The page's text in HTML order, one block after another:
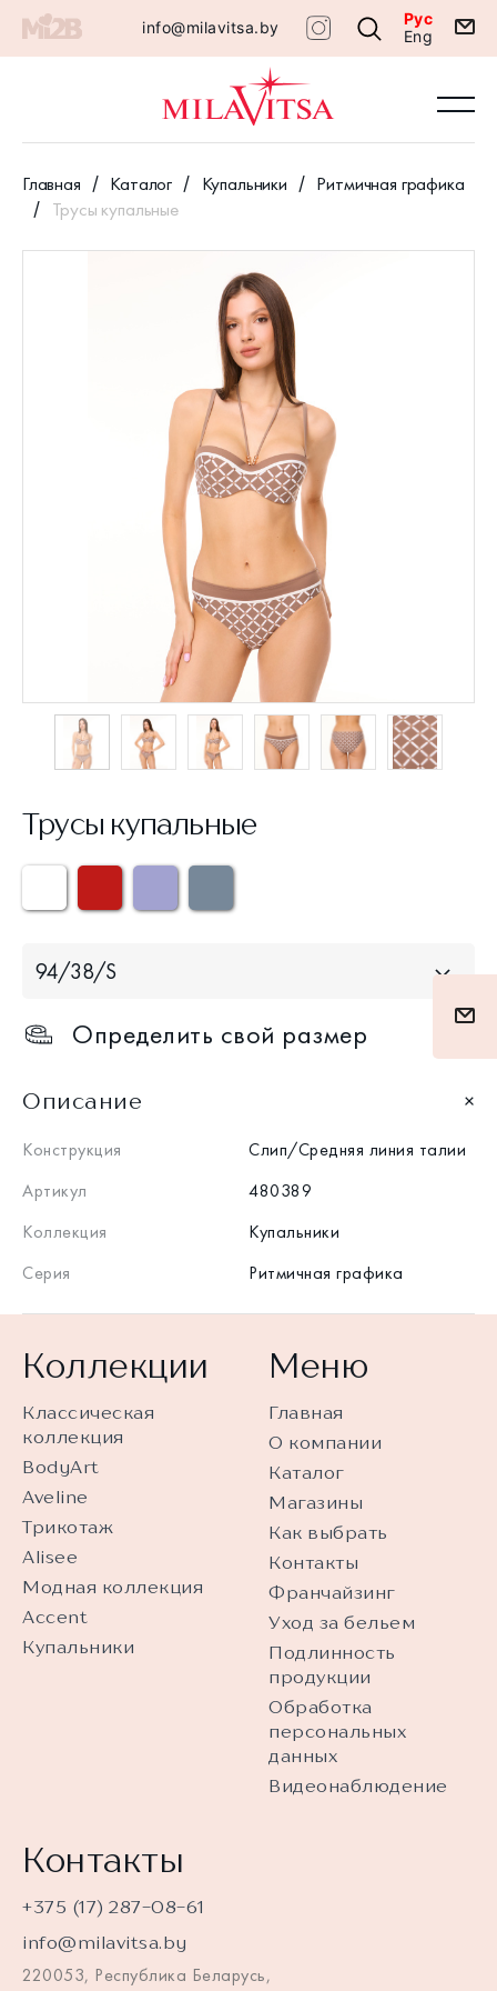
info@milavitsa.by
Рус
Eng
Главная Каталог Купальники
Ритмичная графика
Трусы купальные
Трусы купальные
94/38/S
Определить свой размер
Описание
Конструкция
Слип/Средняя линия талии
Артикул
480389
Коллекция
Купальники
Серия
Ритмичная графика
Коллекции
Классическая
коллекция
BodyArt
Aveline
Трикотаж
Alisee
Модная коллекция
Accent
Купальники
Меню
Главная
О компании
Каталог
Магазины
Как выбрать
Контакты
Франчайзинг
Уход за бельем
Подлинность
продукции
Обработка
персональных
данных
Видеонаблюдение
Контакты
+375 (17) 287-08-61
info@milavitsa.by
220053, Республика Беларусь,